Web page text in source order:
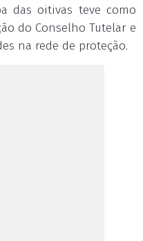
das oitivas teve como
do Conselho Tutelar e
na rede de proteção.